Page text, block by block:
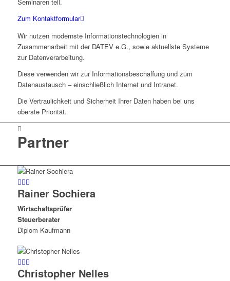
Seminaren teil.
Zum Kontaktformular
Wir nutzen modernste Informations­technologien in
Zusammenarbeit mit der DATEV e.G., sowie aktuellste Systeme
zur Daten­verarbeitung.
Diese verwenden wir zur Informations­beschaffung und zum
Daten­austausch – einschließlich Internet und Intranet.
Die Vertraulichkeit und Sicherheit Ihrer Daten haben bei uns
oberste Priorität.
Partner
Rainer Sochiera
Wirtschaftsprüfer
Steuerberater
Diplom-Kaufmann
Christopher Nelles